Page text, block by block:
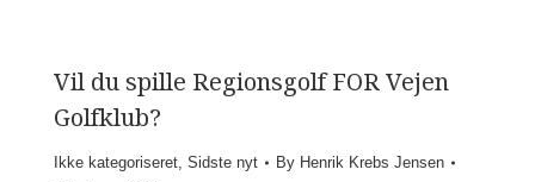
Vil du spille Regionsgolf FOR Vejen
Golfklub?
Ikke kategoriseret, Sidste nyt By Henrik Krebs Jensen